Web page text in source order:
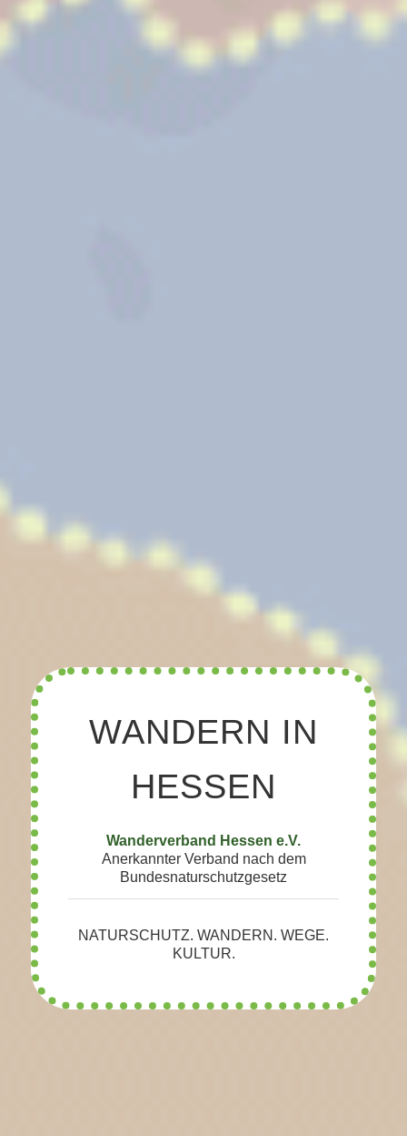
WANDERN IN
HESSEN
Wanderverband Hessen e.V.
Anerkannter Verband nach dem
Bundesnaturschutzgesetz
NATURSCHUTZ. WANDERN. WEGE.
KULTUR.